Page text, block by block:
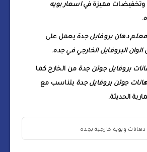
وتخفيضات مميزة فياسعار بويه
.
معلم دهان بروفايل جدة يعمل على
الوان البروفايل الخارجي في جده.
بروفايل جوتن جدة من الخارج كما
جوتن بروفايل جدة يتناسب مع
الحديثة.
دهانات وبوية خارجية بجده